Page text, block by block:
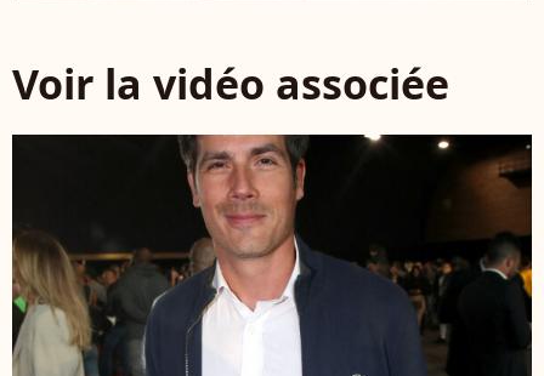
Voir la vidéo associée